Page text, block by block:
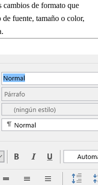
cambios de formato que
fuente, tamaño o color,